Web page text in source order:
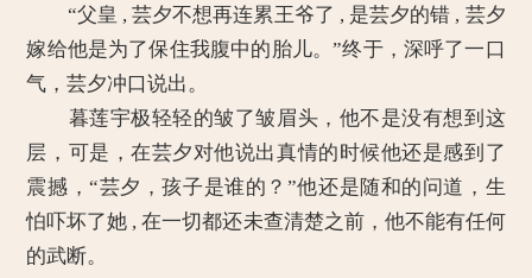
“父皇 , 芸夕不想再连累王爷了 , 是芸夕的错 , 芸夕
嫁给他是为了保住我腹中的胎儿。”终于，深呼了一口
气，芸夕冲口说出。
暮莲宇极轻轻的皱了皱眉头，他不是没有想到这
层，可是，在芸夕对他说出真情的时候他还是感到了
震撼，“芸夕，孩子是谁的？”他还是随和的问道，生
怕吓坏了她 , 在一切都还未查清楚之前，他不能有任何
的武断。